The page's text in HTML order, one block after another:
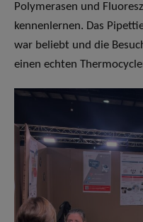
Polymerasen und
kennenlernen. Das
war beliebt und die
einen echten